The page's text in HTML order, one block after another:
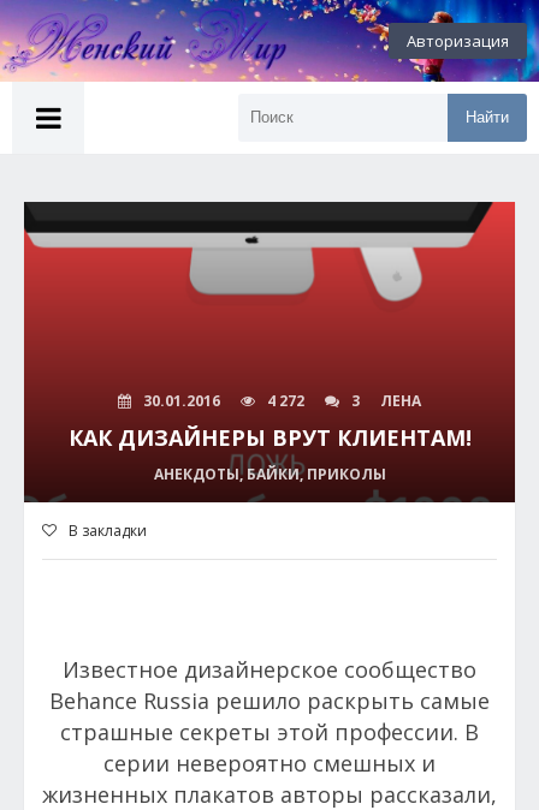
Авторизация
Найти
30.01.2016 4 272 3 ЛЕНА
КАК ДИЗАЙНЕРЫ ВРУТ КЛИЕНТАМ!
АНЕКДОТЫ, БАЙКИ, ПРИКОЛЫ
В закладки
Известное дизайнерское сообщество
Behance Russia решило раскрыть самые
страшные секреты этой профессии. В
серии невероятно смешных и
жизненных плакатов авторы рассказали,